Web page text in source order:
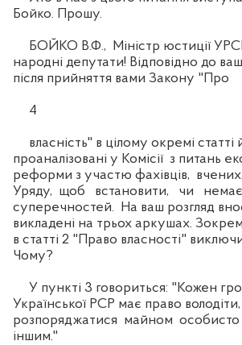
Бойко. Прошу.
БОЙКО В.Ф., Міністр юстиції
народні депутати! Відповідно до
після прийняття вами Закону "Про
4
власність" в цілому окремі статті
проаналізовані у Комісії з питань
реформи з участю фахівців,
Уряду, щоб встановити, чи
суперечностей. На ваш розгляд
викладені на трьох аркушах.
в статті 2 "Право власності"
Чому?
У пункті 3 говориться: "Кожен
Української РСР має право
розпоряджатися майном особисто
іншим."